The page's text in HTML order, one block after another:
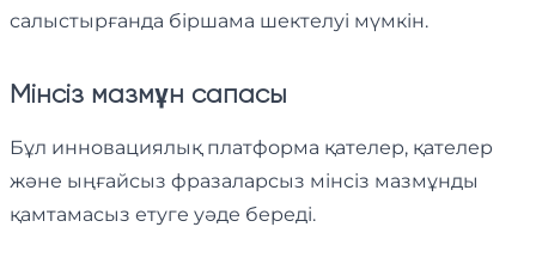
салыстырғанда біршама шектелуі мүмкін.
Мінсіз мазмұн сапасы
Бұл инновациялық платформа қателер, қателер
және ыңғайсыз фразаларсыз мінсіз мазмұнды
қамтамасыз етуге уәде береді.